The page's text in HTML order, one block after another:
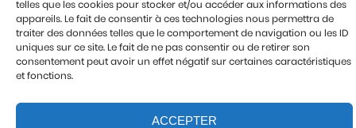
telles que les cookies pour stocker et/ou accéder aux informations des
appareils. Le fait de consentir à ces technologies nous permettra de
traiter des données telles que le comportement de navigation ou les ID
uniques sur ce site. Le fait de ne pas consentir ou de retirer son
consentement peut avoir un effet négatif sur certaines caractéristiques
et fonctions.
ACCEPTER